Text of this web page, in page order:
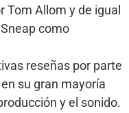
Allom y de igual
como
reseñas por parte
su gran mayoría
y el sonido.